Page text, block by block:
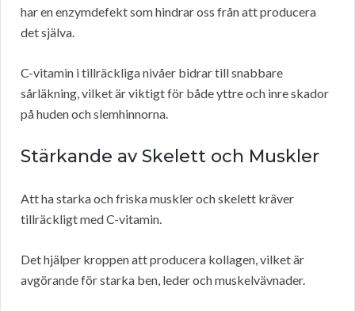
har en enzymdefekt som hindrar oss från att producera
det själva.
C-vitamin i tillräckliga nivåer bidrar till snabbare
sårläkning, vilket är viktigt för både yttre och inre skador
på huden och slemhinnorna.
Stärkande av Skelett och Muskler
Att ha starka och friska muskler och skelett kräver
tillräckligt med C-vitamin.
Det hjälper kroppen att producera kollagen, vilket är
avgörande för starka ben, leder och muskelvävnader.